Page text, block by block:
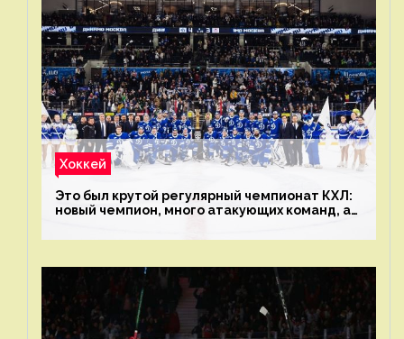
Хоккей
Это был крутой регулярный чемпионат КХЛ:
новый чемпион, много атакующих команд, а